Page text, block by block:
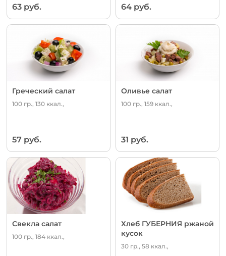
63 руб. 64 руб.
Греческий салат
100 гр., 130 ккал.,
57 руб.
Оливье салат
100 гр., 159 ккал.,
31 руб.
Свекла салат
100 гр., 184 ккал.,
Хлеб ГУБЕРНИЯ ржаной
кусок
30 гр., 58 ккал.,